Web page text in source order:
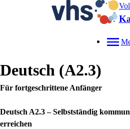
Deutsch (A2.3)
Für fortgeschrittene Anfänger
Deutsch A2.3 – Selbstständig
erreichen